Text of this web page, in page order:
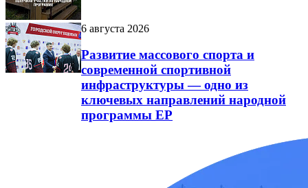
6 августа 2026
Развитие массового спорта и
современной спортивной
инфраструктуры — одно из
ключевых направлений народной
программы ЕР